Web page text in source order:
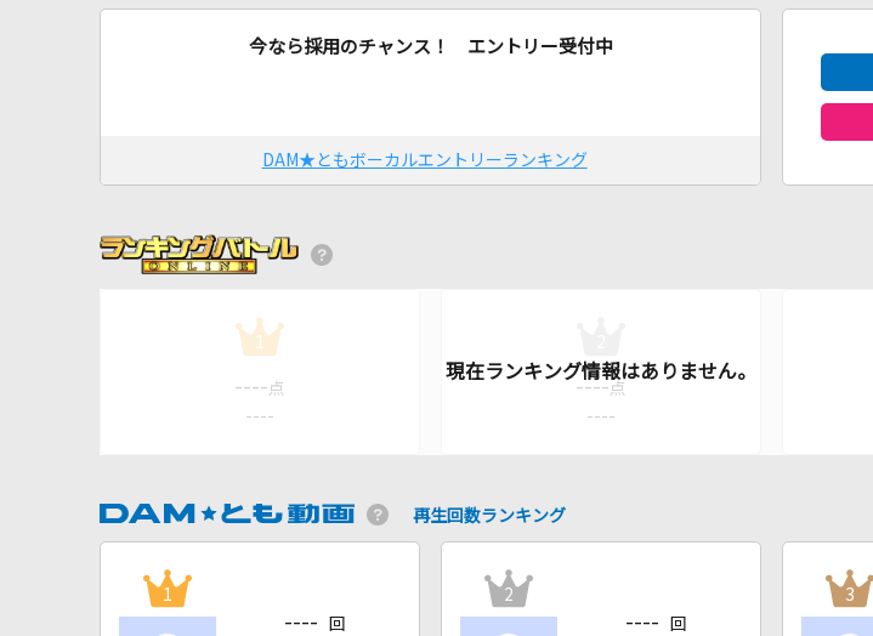
今なら採用のチャンス！ エントリー受付中
DAM★ともボーカルエントリーランキング
1
---- 点
----
---- 点
----
再生回数ランキング
1
---- 回
2
---- 回
3